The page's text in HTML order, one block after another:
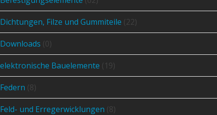
Dichtungen, Filze und Gummiteile (22)
Downloads (0)
elektronische Bauelemente (19)
Federn (8)
Feld- und Erregerwicklungen (8)